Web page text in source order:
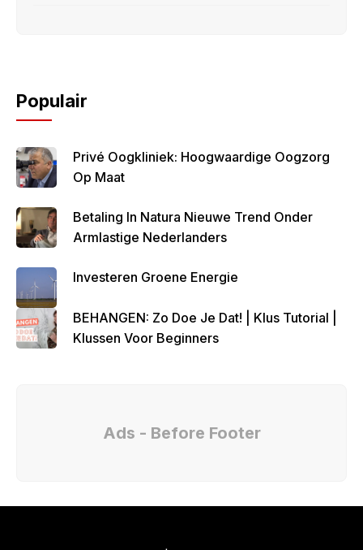
Populair
Privé Oogkliniek: Hoogwaardige Oogzorg
Op Maat
Betaling In Natura Nieuwe Trend Onder
Armlastige Nederlanders
Investeren Groene Energie
BEHANGEN: Zo Doe Je Dat! | Klus Tutorial |
Klussen Voor Beginners
Ads - Before Footer